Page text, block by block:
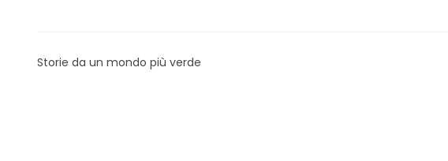
Storie da un mondo più verde